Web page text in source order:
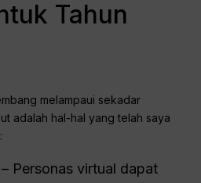
Tahun
melampaui sekadar
adalah hal-hal yang telah saya
– Personas virtual dapat